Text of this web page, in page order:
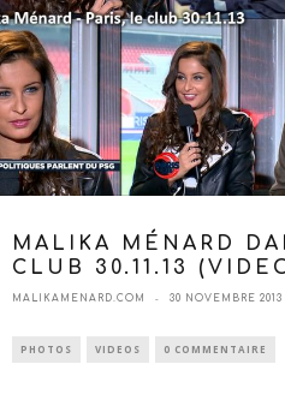
MALIKA MÉNARD
CLUB 30.11.13
MALIKAMENARD.COM 30 NOVEMBRE 2013
PHOTOS VIDEOS 0 COMMENTAIRE